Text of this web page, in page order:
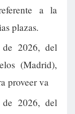
a la
plazas.
2026, del
(Madrid),
proveer va
2026, del